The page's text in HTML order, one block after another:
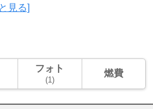
見る]
フォト
(1)
燃費